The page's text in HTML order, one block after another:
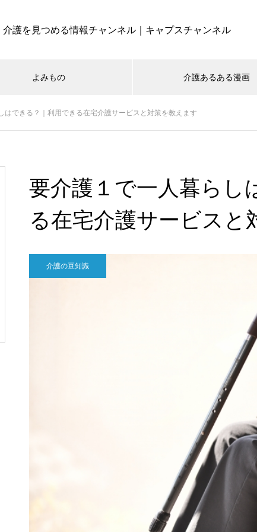
介護を見つめる情報チャンネル｜キャプスチャンネル
よみもの 介護あるある漫画
はできる？｜利用できる在宅介護サービスと対策を教えます
要介護１で一人暮らし
る在宅介護サービスと
介護の豆知識